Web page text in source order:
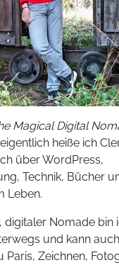
Magical Digital
heiße ich
über WordPress,
Technik, Bücher
Leben.
digitaler Nomade bin
und kann
Paris, Zeichnen,